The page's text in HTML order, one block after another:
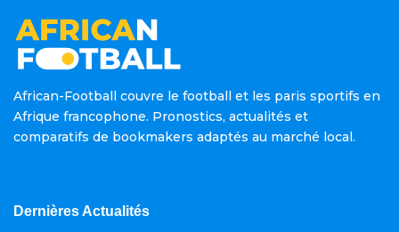
African-Football couvre le football et les paris sportifs en
Afrique francophone. Pronostics, actualités et
comparatifs de bookmakers adaptés au marché local.
Dernières Actualités